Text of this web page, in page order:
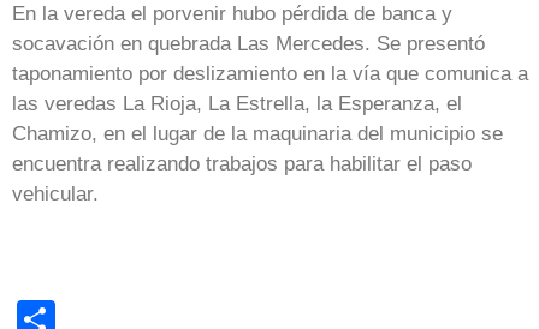
En la vereda el porvenir hubo pérdida de banca y
socavación en quebrada Las Mercedes. Se presentó
taponamiento por deslizamiento en la vía que comunica a
las veredas La Rioja, La Estrella, la Esperanza, el
Chamizo, en el lugar de la maquinaria del municipio se
encuentra realizando trabajos para habilitar el paso
vehicular.